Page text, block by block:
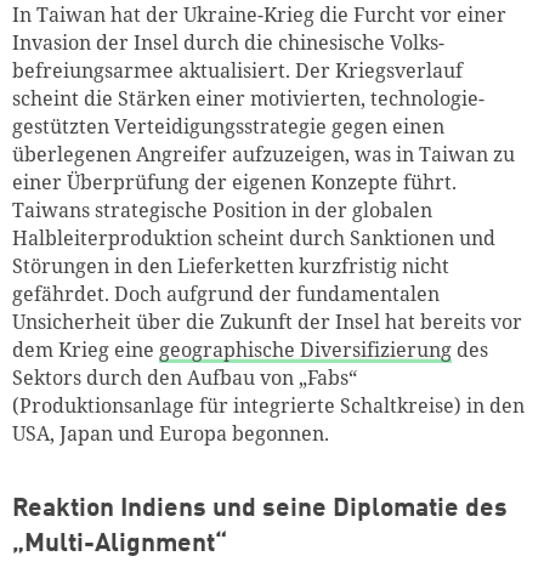
In Taiwan hat der Ukraine-Krieg die Furcht vor einer
Invasion der Insel durch die chinesische Volks­
befreiungsarmee aktualisiert. Der Kriegsverlauf
scheint die Stärken einer motivierten, technologie­
gestützten Verteidigungsstrategie gegen einen
überlegenen Angreifer aufzuzeigen, was in Taiwan zu
einer Überprüfung der eigenen Konzepte führt.
Taiwans strategische Position in der globalen
Halbleiterproduktion scheint durch Sanktionen und
Störungen in den Lieferketten kurzfristig nicht
gefährdet. Doch aufgrund der fundamentalen
Unsicherheit über die Zukunft der Insel hat bereits vor
dem Krieg eine geographische Diversifizierung des
Sektors durch den Aufbau von „Fabs“
(Produktionsanlage für integrierte Schaltkreise) in den
USA, Japan und Europa begonnen.
Reaktion Indiens und seine Diplomatie des
„Multi-Alignment“